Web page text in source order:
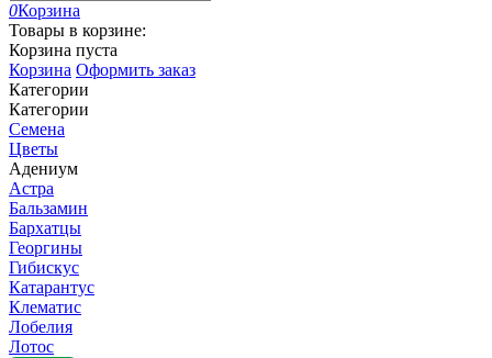
0Корзина
Товары в корзине:
Корзина пуста
Корзина Оформить заказ
Категории
Категории
Семена
Цветы
Адениум
Астра
Бальзамин
Бархатцы
Георгины
Гибискус
Катарантус
Клематис
Лобелия
Лотос